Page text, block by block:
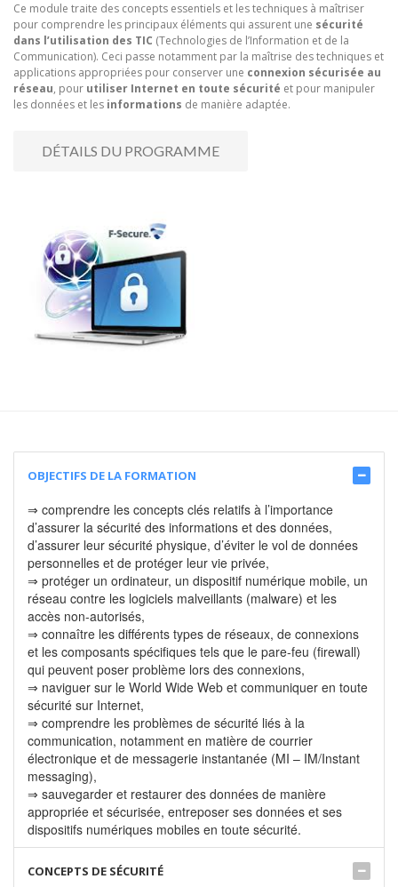
Ce module traite des concepts essentiels et les techniques à maîtriser
pour comprendre les principaux éléments qui assurent une sécurité
dans l’utilisation des TIC (Technologies de l’Information et de la
Communication). Ceci passe notamment par la maîtrise des techniques et
applications appropriées pour conserver une connexion sécurisée au
réseau, pour utiliser Internet en toute sécurité et pour manipuler
les données et les informations de manière adaptée.
DÉTAILS DU PROGRAMME
OBJECTIFS DE LA FORMATION
⇒ comprendre les concepts clés relatifs à l’importance
d’assurer la sécurité des informations et des données,
d’assurer leur sécurité physique, d’éviter le vol de données
personnelles et de protéger leur vie privée,
⇒ protéger un ordinateur, un dispositif numérique mobile, un
réseau contre les logiciels malveillants (malware) et les
accès non-autorisés,
⇒ connaître les différents types de réseaux, de connexions
et les composants spécifiques tels que le pare-feu (firewall)
qui peuvent poser problème lors des connexions,
⇒ naviguer sur le World Wide Web et communiquer en toute
sécurité sur Internet,
⇒ comprendre les problèmes de sécurité liés à la
communication, notamment en matière de courrier
électronique et de messagerie instantanée (MI – IM/Instant
messaging),
⇒ sauvegarder et restaurer des données de manière
appropriée et sécurisée, entreposer ses données et ses
dispositifs numériques mobiles en toute sécurité.
CONCEPTS DE SÉCURITÉ